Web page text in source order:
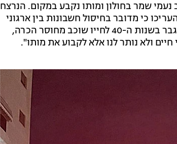
פלילי נוסף ברחוב נעמי שמר בחולון ומותו נקבע במקום. הנרצח
כי מדובר בחיסול חשבונות בין ארגוני
פשיעה. פראמדיק מד"א יוסי רוזנטל סיפר: "ראינו על המדרכה גבר בשנות ה-40 לחייו שוכב מחוסר הכרה,
ולא נותר לנו אלא לקבוע את מותו".